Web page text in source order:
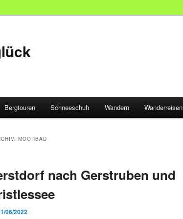
Bergtouren Schneeschuh Wandern Wanderreisen
MOORBAD
nach Gerstruben und
06/2022